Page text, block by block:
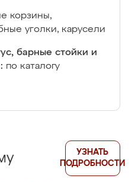
корзины,
уголки, карусели
барные стойки и
по каталогу
УЗНАТЬ
ПОДРОБНОСТИ